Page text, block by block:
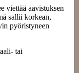
viettää aavistuksen
sallii korkean,
pyöristyneen
tai